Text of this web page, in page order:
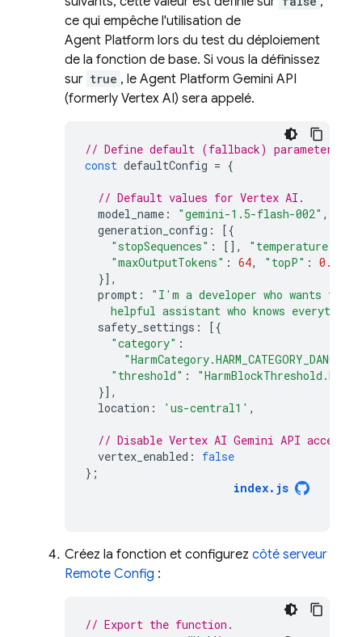
ce qui empêche l'utilisation de
Agent Platform lors du test du déploiement
de la fonction de base. Si vous la définissez
sur true , le Agent Platform Gemini API
(formerly Vertex AI) sera appelé.
// Define default (fallback) parameter
const defaultConfig = {
// Default values for Vertex AI.
model_name : "gemini-1.5-flash-002" ,
generation_config :
[{
"stopSequences" : [], "temperature"
"maxOutputTokens" : 64, "topP" : 0.1
}],
prompt :
"I'm a developer who wants to
helpful assistant who knows
safety_settings :
[{
"category" :
"threshold" :
}],
location : 'us-central1' ,
// Disable Vertex AI Gemini API access
vertex_enabled :
false
};
index. js
Créez la fonction et configurez côté serveur
Remote Config :
// Export the function.